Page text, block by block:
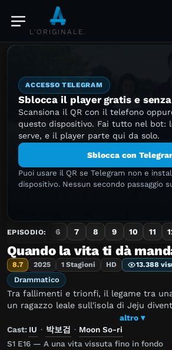
L'ORIGINALE.
ACCESSO TELEGRAM
Sblocca il player gratis e
Scansiona il QR con il telefono
questo dispositivo. Fai tutto nel bot:
serve, e il player parte qui da solo.
Sblocca con
Puoi usare il QR se Telegram non e
dispositivo. Nessun secondo passaggio
EPISODIO:
4 5 6 7 8 9 10 11
Quando la vita ti dà
8.7 2025 1 Stagioni HD 13.388
Drammatico
Tra fallimenti e trionfi, il legame tra
un ragazzo leale sull'isola di Jeju
vita... provando che l'amore resiste
altro ▾
Cast: IU · 박보검 · Moon So-ri
S1 E16 — A una vita vissuta fino in fondo